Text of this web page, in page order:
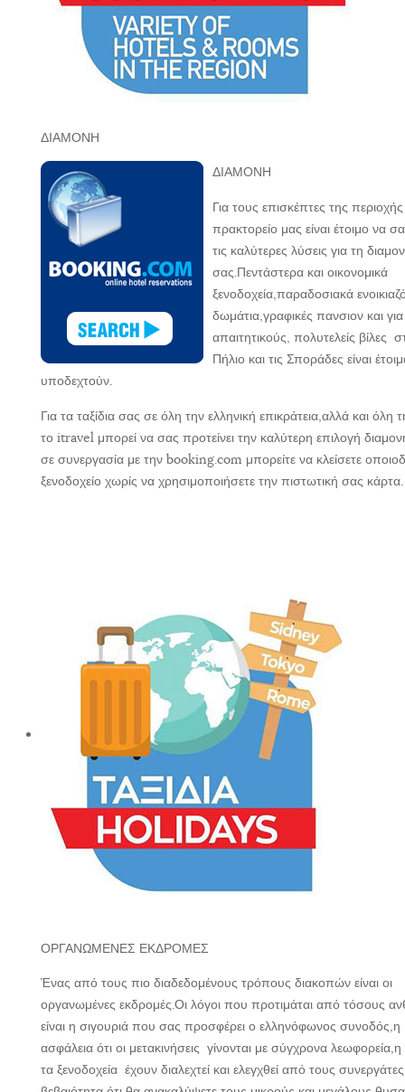
ΔΙΑΜΟΝΗ
ΔΙΑΜΟΝΗ
Για τους επισκέπτες της
πρακτορείο μας είναι έτοιμο να
τις καλύτερες λύσεις για τη
σας.Πεντάστερα και οικονομικά
ξενοδοχεία,παραδοσιακά
δωμάτια,γραφικές πανσιον και
απαιτητικούς, πολυτελείς βίλες
Πήλιο και τις Σποράδες είναι
υποδεχτούν.
Για τα ταξίδια σας σε όλη την ελληνική επικράτεια,αλλά και όλη
το itravel μπορεί να σας προτείνει την καλύτερη επιλογή
σε συνεργασία με την booking.com μπορείτε να κλείσετε
ξενοδοχείο χωρίς να χρησιμοποιήσετε την πιστωτική σας κάρτα.
ΟΡΓΑΝΩΜΕΝΕΣ ΕΚΔΡΟΜΕΣ
Ένας από τους πιο διαδεδομένους τρόπους διακοπών είναι οι
οργανωμένες εκδρομές.Οι λόγοι που προτιμάται από τόσους
είναι η σιγουριά που σας προσφέρει ο ελληνόφωνος συνοδός,η
ασφάλεια ότι οι μετακινήσεις γίνονται με σύγχρονα
τα ξενοδοχεία έχουν διαλεχτεί και ελεγχθεί από τους